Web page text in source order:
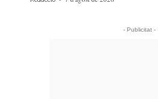
- Publicitat -